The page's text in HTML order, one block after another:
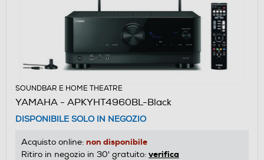
SOUNDBAR E HOME THEATRE
YAMAHA - APKYHT4960BL-Black
DISPONIBILE SOLO IN NEGOZIO
Acquisto online: non disponibile
Ritiro in negozio in 30' gratuito: verifica